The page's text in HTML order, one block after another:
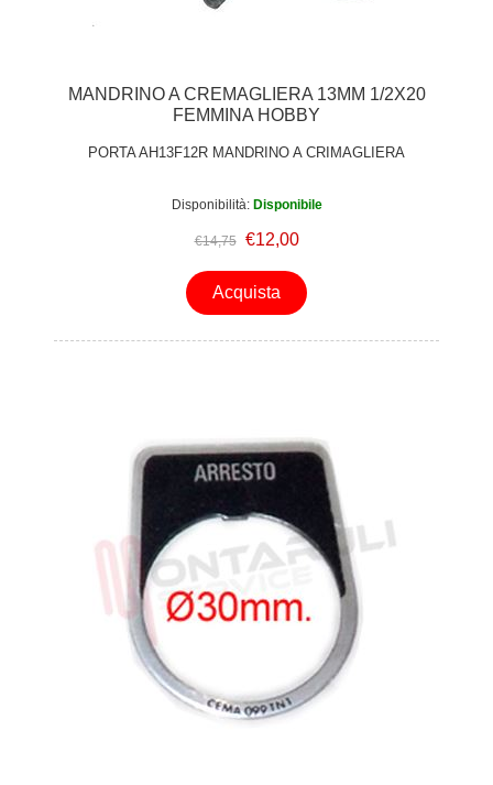
MANDRINO A CREMAGLIERA 13MM 1/2X20
FEMMINA HOBBY
PORTA AH13F12R MANDRINO A CRIMAGLIERA
Disponibilità: Disponibile
€14,75 €12,00
Acquista